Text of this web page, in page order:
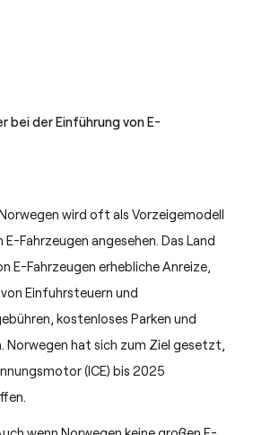
bei der Einführung von E-
wird oft als Vorzeigemodell
Fahrzeugen angesehen. Das Land
E-Fahrzeugen erhebliche Anreize,
Einfuhrsteuern und
kostenloses Parken und
Norwegen hat sich zum Ziel gesetzt,
(ICE) bis 2025